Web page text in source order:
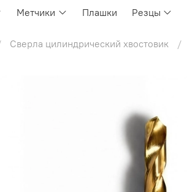
Метчики Плашки Резцы
Сверла цилиндрический хвостовик